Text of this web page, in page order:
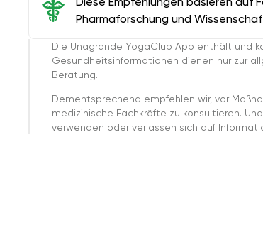
Pharmaforschung und
Die Unagrande YogaClub App enthält und
Gesundheitsinformationen dienen nur zur
Beratung.
Dementsprechend empfehlen wir, vor
medizinische Fachkräfte zu konsultieren.
verwenden oder verlassen sich auf